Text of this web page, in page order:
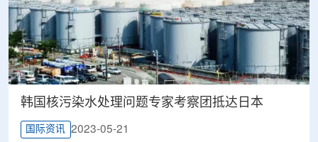
韩国核污染水处理问题专家考察团抵达日本
国际资讯 2023-05-21